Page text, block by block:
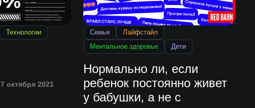
Технологии
7 октября 2021
Семья
Лайфстайл
Ментальное здоровье
Дети
Нормально ли, если
ребенок постоянно живет
у бабушки, а не с